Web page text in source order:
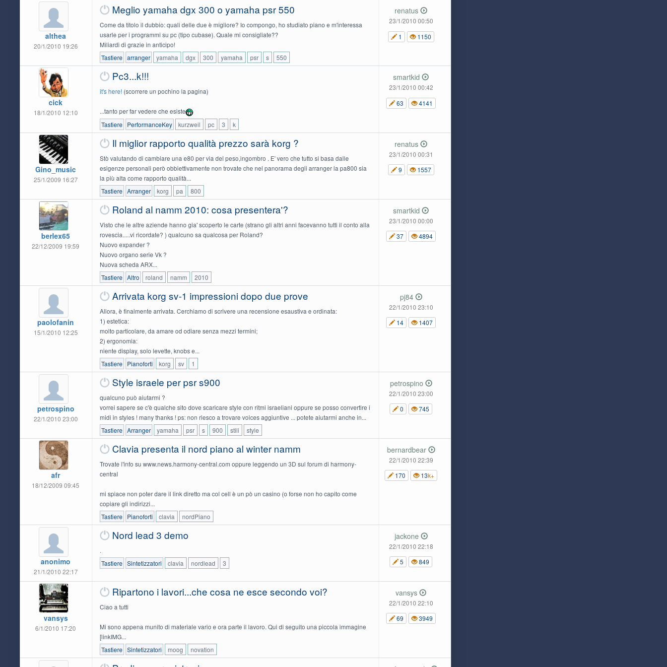
althea
20/1/2010 19:26
Meglio yamaha dgx 300 o yamaha psr 550
Come da titolo il dubbio: quali delle due è migliore? Io compongo, ho studiato piano e m'interessa
usarle per i programmi su pc (tipo cubase). Quale mi consigliate??
Miliardi di grazie in anticipo!
Tastiere arranger yamaha dgx 300 yamaha psr s 550
renatus
23/1/2010 00:50
1
1150
cick
18/1/2010 12:10
Pc3...k!!!
it's here!(scorrere un pochino la pagina)
...tanto per far vedere che esiste
Tastiere
PerformanceKey kurzweil pc 3 k
smartkid
23/1/2010 00:42
63
4141
Gino_music
25/1/2009 16:27
Il miglior rapporto qualità prezzo sarà korg ?
Stò valutando di cambiare una e80 per via del peso,ingombro . E' vero che tutto si basa dalle
esigenze personali però obbiettivamente non trovate che nel panorama degli arranger la pa800 sia
la più alta come rapporto qualità...
Tastiere Arranger korg pa 800
renatus
23/1/2010 00:31
9
1557
berlex65
22/12/2009 19:59
Roland al namm 2010: cosa presentera'?
Visto che le altre aziende hanno gia' scoperto le carte (strano gli altri anni facevanno tutti il conto alla
rovescia.....vi ricordate? ) qualcuno sa qualcosa per Roland?
Nuovo expander ?
Nuovo organo serie Vk ?
Nuova scheda ARX...
Tastiere Altro roland namm 2010
smartkid
23/1/2010 00:00
37
4894
paolofanin
15/1/2010 12:25
Arrivata korg sv-1 impressioni dopo due prove
Allora, è finalmente arrivata. Cerchiamo di scrivere una recensione esaustiva e ordinata:
1) estetica:
molto particolare, da amare od odiare senza mezzi termini;
2) ergonomia:
niente display, solo levette, knobs e...
Tastiere
Pianoforti korg sv 1
pj84
22/1/2010 23:10
14
1407
petrospino
22/1/2010 23:00
Style israele per psr s900
qualcuno può aiutarmi ?
vorrei sapere se c'è qualche sito dove scaricare style con ritmi israeliani oppure se posso convertire i
midi in styles ! many thanks ! ps: non riesco a trovare voices aggiuntive ... potete aiutarmi anche in...
Tastiere Arranger yamaha psr s 900 stili style
petrospino
22/1/2010 23:00
0
745
afr
18/12/2009 09:45
Clavia presenta il nord piano al winter namm
Trovate l'info su www.news.harmony-central.com oppure leggendo un 3D sul forum di harmony-
central
mi spiace non poter dare il link diretto ma col cell è un pò un casino (o forse non ho capito come
copiare gli indirizzi...
Tastiere
Pianoforti clavia nordPiano
bernardbear
22/1/2010 22:39
170
13k+
anonimo
21/1/2010 22:17
Nord lead 3 demo
.
Tastiere Sintetizzatori clavia nordlead 3
jackone
22/1/2010 22:18
5
849
vansys
6/1/2010 17:20
Ripartono i lavori...che cosa ne esce secondo voi?
Ciao a tutti
Mi sono appena munito di materiale vario e ora parte il lavoro. Qui di seguito una piccola immagine
[linkIMG...
Tastiere Sintetizzatori moog novation
vansys
22/1/2010 22:10
69
3949